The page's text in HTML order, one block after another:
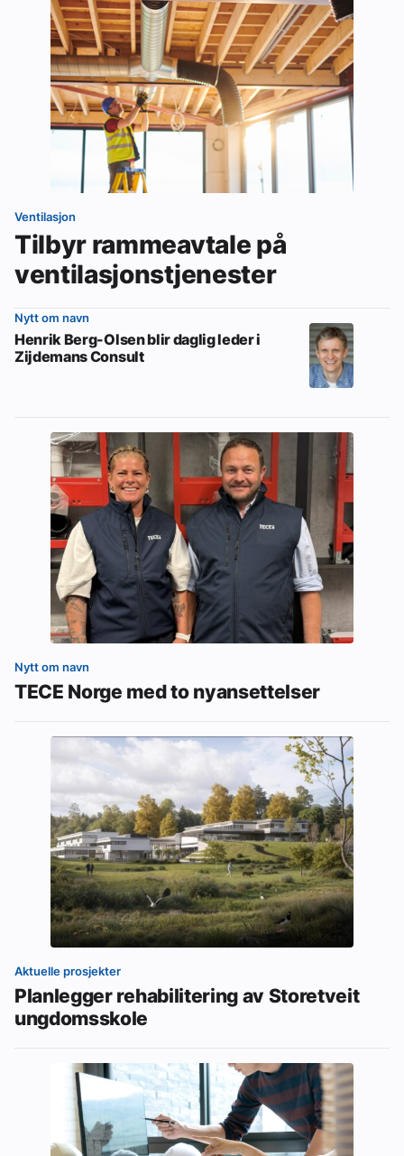
Ventilasjon
Tilbyr rammeavtale på
ventilasjonstjenester
Nytt om navn
Henrik Berg-Olsen blir daglig leder i
Zijdemans Consult
Nytt om navn
TECE Norge med to nyansettelser
Aktuelle prosjekter
Planlegger rehabilitering av Storetveit
ungdomsskole